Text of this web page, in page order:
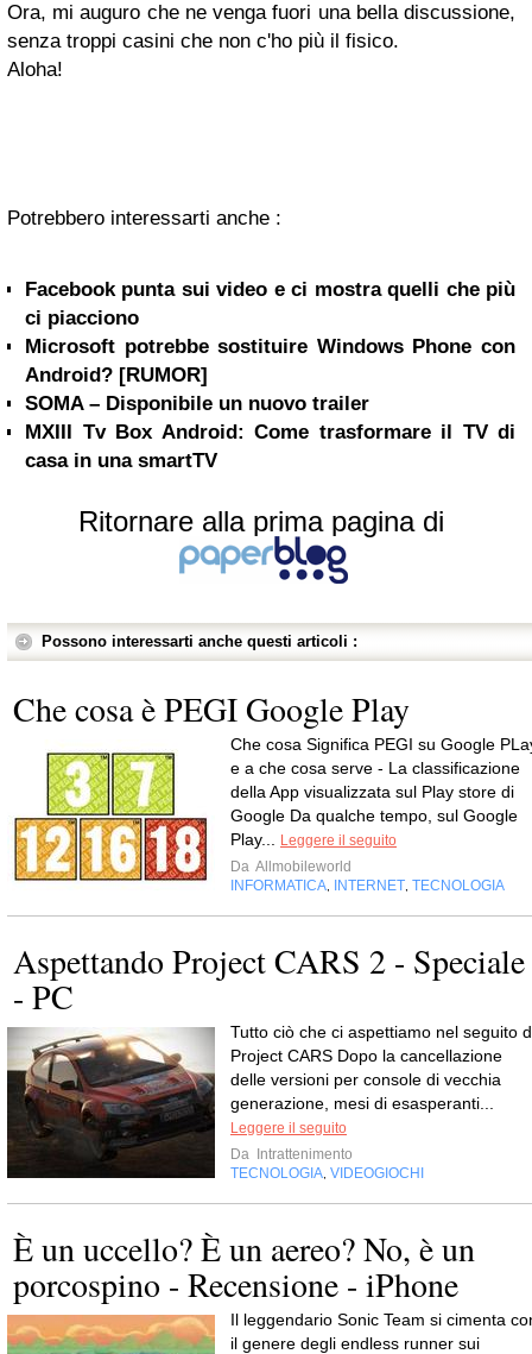
Ora, mi auguro che ne venga fuori una bella discussione,
senza troppi casini che non c'ho più il fisico.
Aloha!
Potrebbero interessarti anche :
Facebook punta sui video e ci mostra quelli che più
ci piacciono
Microsoft potrebbe sostituire Windows Phone con
Android? [RUMOR]
SOMA – Disponibile un nuovo trailer
MXIII Tv Box Android: Come trasformare il TV di
casa in una smartTV
Ritornare alla prima pagina di
Possono interessarti anche questi articoli :
Che cosa è PEGI Google Play
Che cosa Significa PEGI su Google
e a che cosa serve - La classificazione
della App visualizzata sul Play store di
Google Da qualche tempo, sul Google
Play...
Leggere il seguito
Da Allmobileworld
INFORMATICA
INTERNET TECNOLOGIA
Aspettando Project CARS 2 - Speciale
- PC
Tutto ciò che ci aspettiamo nel seguito
Project CARS Dopo la cancellazione
delle versioni per console di vecchia
generazione, mesi di esasperanti...
Leggere il seguito
Da
Intrattenimento
TECNOLOGIA VIDEOGIOCHI
È un uccello? È un aereo? No, è un
porcospino - Recensione - iPhone
Il leggendario Sonic Team si cimenta
il genere degli endless runner sui